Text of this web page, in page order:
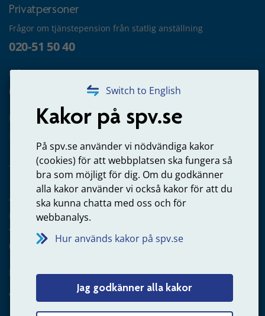
Switch to English
Kakor på spv.se
På spv.se använder vi nödvändiga kakor
(cookies) för att webbplatsen ska fungera så
bra som möjligt för dig. Om du godkänner
alla kakor använder vi också kakor för att du
ska kunna chatta med oss och för
webbanalys.
Hur används kakor på spv.se
Jag godkänner alla kakor
Privatpersoner
Frågor om tjänstepension från statlig anställning
020-51 50 40
Frågor om utbetalning
020-65 00 65
Kontakta oss
Arbetsgivare
Frågor om administration av tjänstepension från statlig
anställning
060-18 75 03
Kontakta oss
Arbetsgivare – skicka mejl till oss